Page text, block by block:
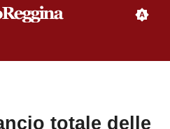
totale delle